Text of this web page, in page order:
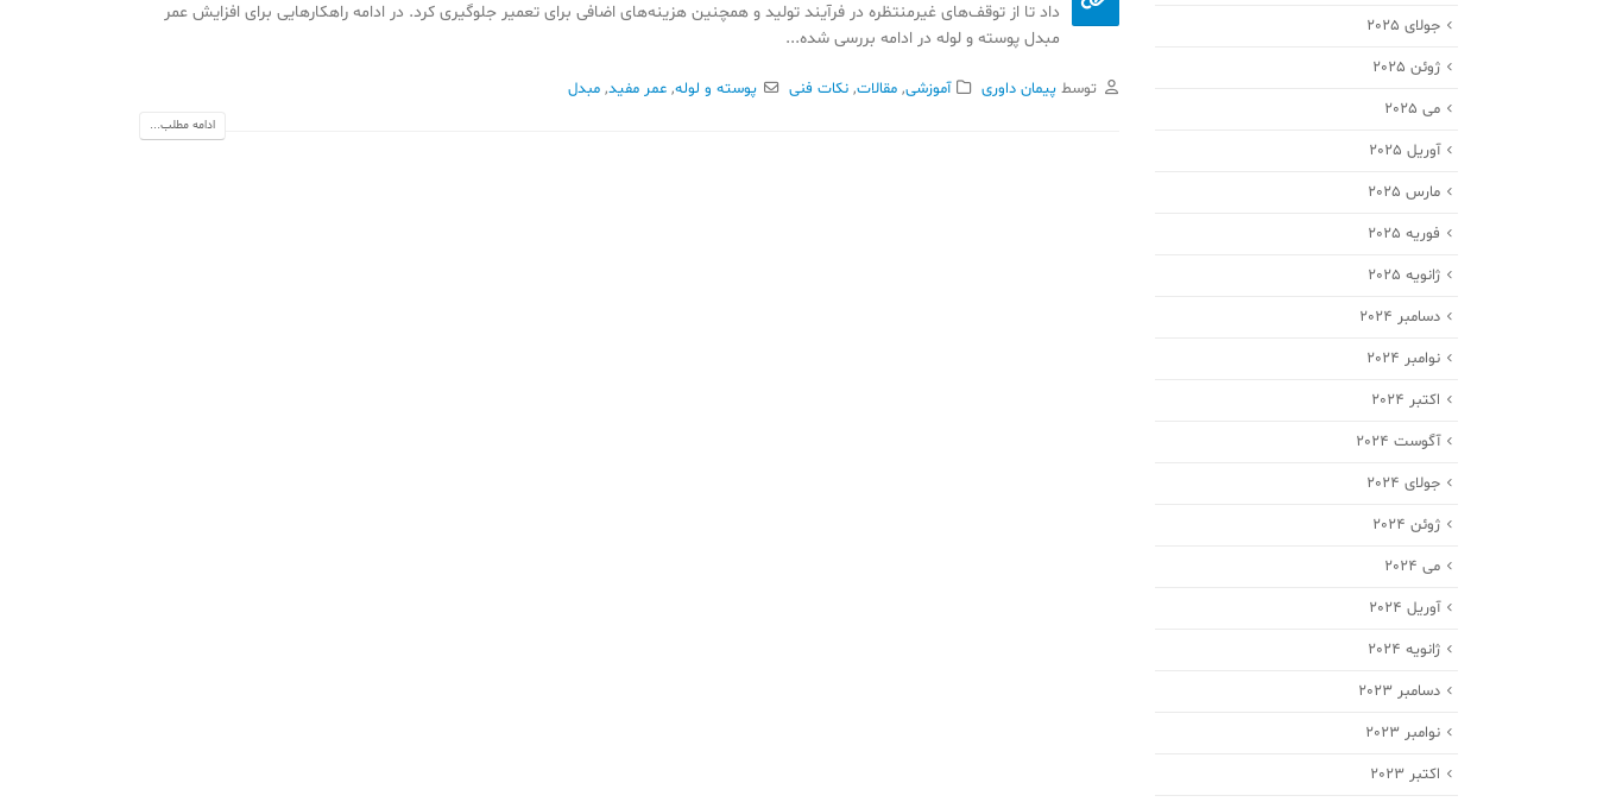
داد تا از توقف‌های غیرمنتظره در فرآیند تولید و همچنین هزینه‌های اضافی برای تعمیر جلوگیری کرد. در ادامه راهکارهایی برای افزایش عمر
مبدل پوسته و لوله در ادامه بررسی شده...
توسط پیمان داوری آموزشی,مقالات,نکات فنی پوسته و لوله, عمر مفید, مبدل
ادامه مطلب...
جولای 2025
ژوئن 2025
می 2025
آوریل 2025
مارس 2025
فوریه 2025
ژانویه 2025
دسامبر 2024
نوامبر 2024
اکتبر 2024
آگوست 2024
جولای 2024
ژوئن 2024
می 2024
آوریل 2024
ژانویه 2024
دسامبر 2023
نوامبر 2023
اکتبر 2023